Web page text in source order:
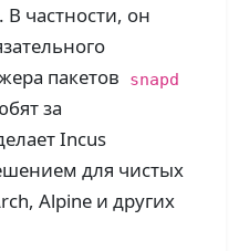
частности, он
пакетов
snapd
за
Incus
для чистых
Alpine и других